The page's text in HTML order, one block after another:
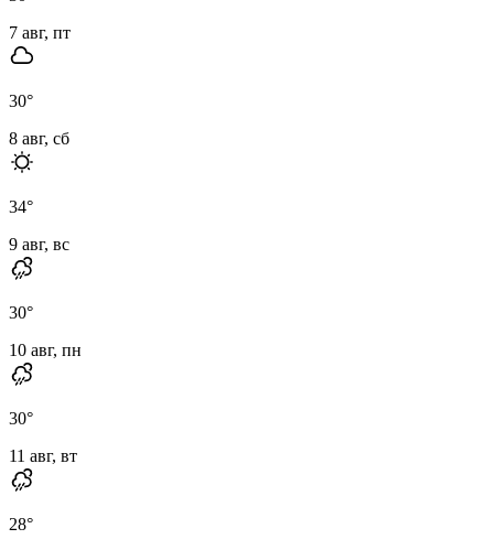
7 авг, пт
30°
8 авг, сб
34°
9 авг, вс
30°
10 авг, пн
30°
11 авг, вт
28°